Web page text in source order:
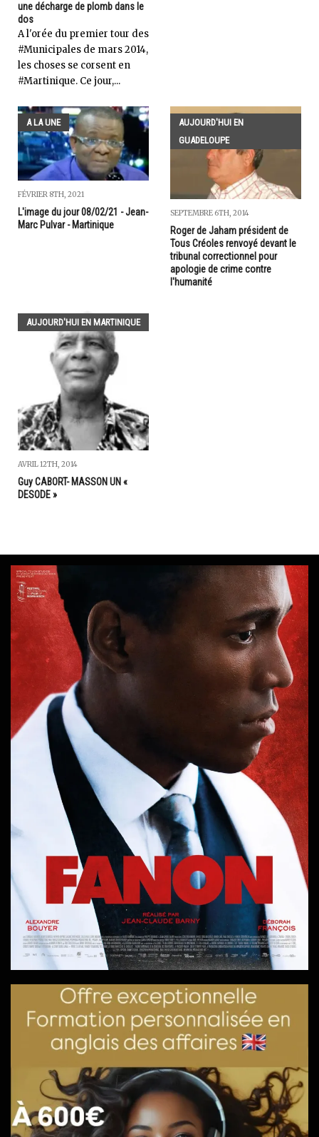
une décharge de plomb dans le
dos
A l'orée du premier tour des
#Municipales de mars 2014,
les choses se corsent en
#Martinique. Ce jour,...
A LA UNE
FÉVRIER 8TH, 2021
L'image du jour 08/02/21 - Jean-
Marc Pulvar - Martinique
AUJOURD'HUI EN
GUADELOUPE
SEPTEMBRE 6TH, 2014
Roger de Jaham président de
Tous Créoles renvoyé devant le
tribunal correctionnel pour
apologie de crime contre
l'humanité
AUJOURD'HUI EN MARTINIQUE
AVRIL 12TH, 2014
Guy CABORT- MASSON UN «
DESODE »